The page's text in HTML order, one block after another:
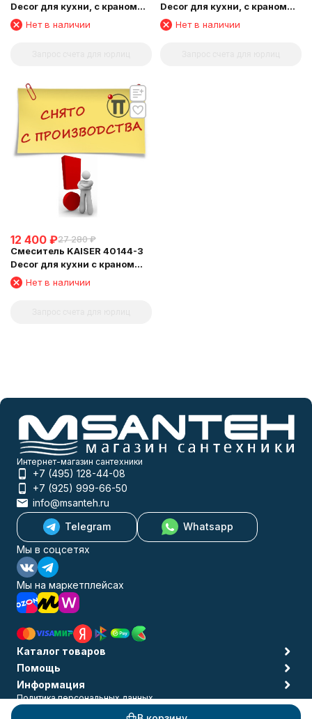
Decor для кухни, с краном
для питьевой воды,
песочный
Нет в наличии
Decor для кухни, с краном
для питьевой воды,
песочный
Нет в наличии
12 400 ₽27 280 ₽
Смеситель KAISER 40144-3
Decor для кухни с краном
для питьевой воды, бронза
Нет в наличии
Интернет-магазин сантехники
+7 (495) 128-44-08
+7 (925) 999-66-50
info@msanteh.ru
Telegram
Whatsapp
Мы в соцсетях
Мы на маркетплейсах
Каталог товаров
Помощь
Информация
Политика персональных данных
© 2009-2026 MSANTEH